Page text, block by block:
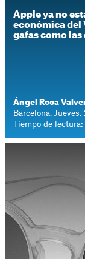
Apple ya no
económica del
gafas como las
Ángel Roca
Barcelona.
Tiempo de